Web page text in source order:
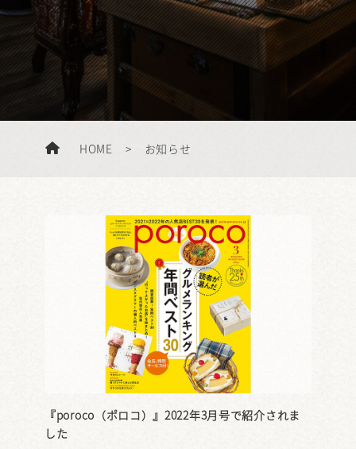
HOME > お知らせ
『poroco（ポロコ）』2022年3月号で紹介されま
した